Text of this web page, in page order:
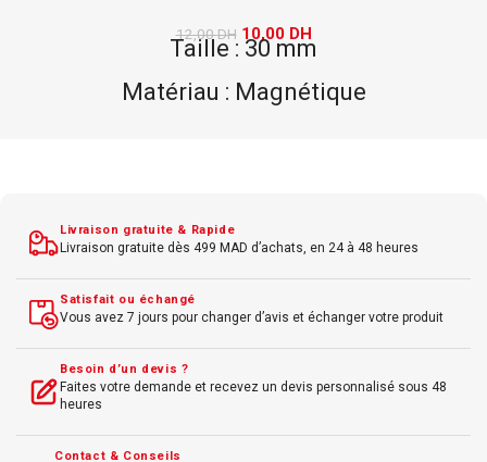
Capacité : 40-60
Idéal pour dossiers
Livraison gratuite & Rapide
Livraison gratuite dès 499 MAD d’achats, en 24 à 48 heures
Satisfait ou échangé
Vous avez 7 jours pour changer d’avis et échanger votre produit
Besoin d’un devis ?
Faites votre demande et recevez un devis personnalisé sous 48
heures
Contact & Conseils